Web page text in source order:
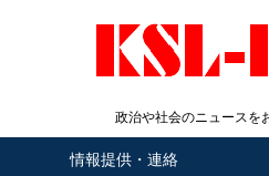
政治や社会のニュースを
情報提供・連絡